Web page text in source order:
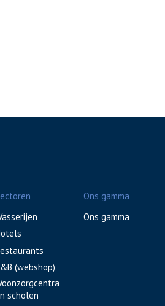
(webshop)
scholen
Ons gamma
Ons gamma